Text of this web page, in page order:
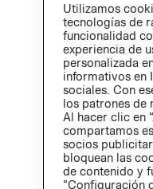
Utilizamos
tecnologías de
funcionalidad
experiencia de
personalizada
informativos en
sociales. Con
los patrones de
Al hacer clic en
compartamos
socios
bloquean las
de contenido y
“Configuración